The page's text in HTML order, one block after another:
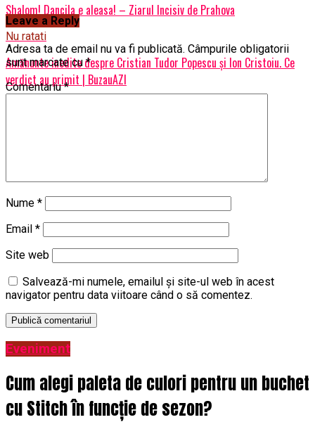
Shalom! Dancila e aleasa! – Ziarul Incisiv de Prahova
Nu ratati
Amănunte inedite despre Cristian Tudor Popescu și Ion Cristoiu. Ce
verdict au primit | BuzauAZI
Leave a Reply
Adresa ta de email nu va fi publicată. Câmpurile obligatorii
sunt marcate cu*
Comentariu*
Nume *
Email *
Site web
Salvează-mi numele, emailul și site-ul web în acest
navigator pentru data viitoare când o să comentez.
Eveniment
Cum alegi paleta de culori pentru un buchet
cu Stitch în funcție de sezon?